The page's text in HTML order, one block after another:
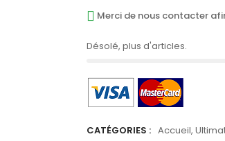
Merci de nous contacter
Désolé, plus d'articles.
CATÉGORIES : Accueil,